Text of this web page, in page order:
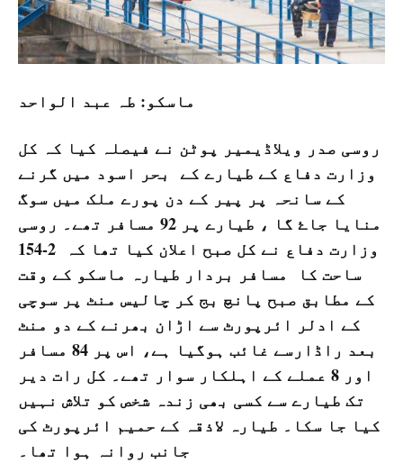
ماسکو: طہ عبد الواحد
روسی صدر ویلاڈیمیر پوٹن نے فیصلہ کیا کہ کل
وزارت دفاع کے طیارے کے بحر اسود میں گرنے
کے سانحہ پر پیر کے دن پورے ملک میں سوگ
منایا جاۓ گا ، طیارے پر 92 مسافر تھے۔ روسی
وزارت دفاع نے کل صبح اعلان کیا تھا کہ 2-154
ساحت کا مسافر بردار طیارہ ماسکو کے وقت
کے مطابق صبح پانچ بج کر چالیس منٹ پر سوچی
کے ادلر ائرپورٹ سے اڑان بھرنے کے دو منٹ
بعد راڈارسے غائب ہوگیا ہے، اس پر 84 مسافر
اور 8 عملے کے اہلکار سوار تھے۔ کل رات دیر
تک طیارے سے کسی بھی زندہ شخص کو تلاش نہیں
کیا جا سکا۔ طیارہ لاذقہ کے حمیم ائرپورٹ کی
جانب روانہ ہوا تھا۔